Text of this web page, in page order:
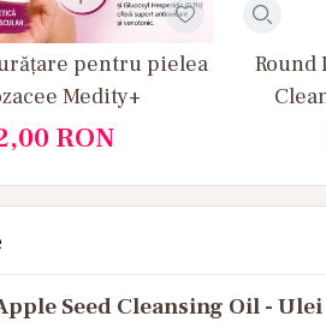
pentru pielea
Medity+
RON
Round
Seed Cleansing Oil -